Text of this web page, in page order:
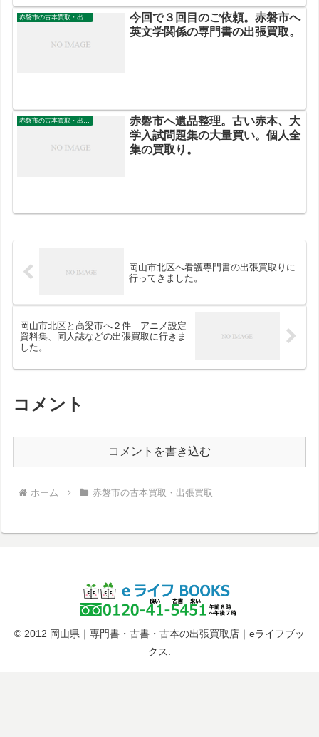
赤磐市の古本買取・出張買取
今回で３回目のご依頼。赤磐市へ
英文学関係の専門書の出張買取。
赤磐市の古本買取・出張買取
赤磐市へ遺品整理。古い赤本、大
学入試問題集の大量買い。個人全
集の買取り。
岡山市北区へ看護専門書の出張買取りに
行ってきました。
岡山市北区と高梁市へ２件 アニメ設定
資料集、同人誌などの出張買取に行きま
した。
コメント
コメントを書き込む
ホーム 赤磐市の古本買取・出張買取
© 2012 岡山県｜専門書・古書・古本の出張買取店｜eライフブッ
クス.